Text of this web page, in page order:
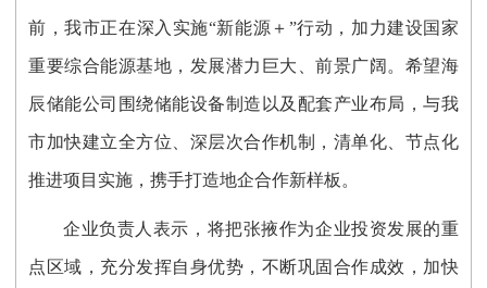
前，我市正在深入实施“新能源＋”行动，加力建设国家
重要综合能源基地，发展潜力巨大、前景广阔。希望海
辰储能公司围绕储能设备制造以及配套产业布局，与我
市加快建立全方位、深层次合作机制，清单化、节点化
推进项目实施，携手打造地企合作新样板。
企业负责人表示，将把张掖作为企业投资发展的重
点区域，充分发挥自身优势，不断巩固合作成效，加快